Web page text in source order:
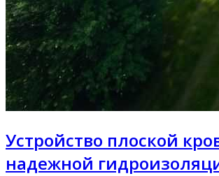
Устройство плоской
надежной